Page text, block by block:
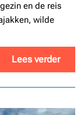
en de reis
wilde
Lees verder